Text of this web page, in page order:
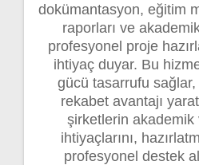
dokümantasyon, eğitim
raporları ve
profesyonel proje
ihtiyaç duyar. Bu
gücü tasarrufu sağlar,
rekabet avantajı
şirketlerin
ihtiyaçlarını,
profesyonel destek